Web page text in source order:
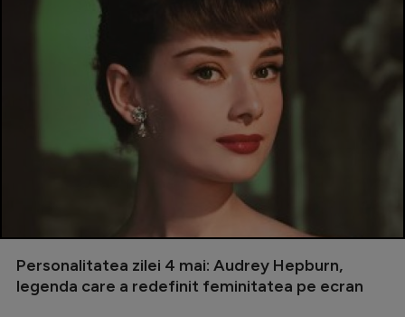
Personalitatea zilei 4 mai: Audrey Hepburn,
legenda care a redefinit feminitatea pe ecran